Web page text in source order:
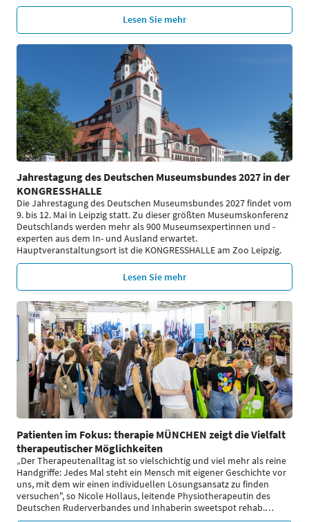
Lesen Sie mehr
Jahrestagung des Deutschen Museumsbundes 2027 in der
KONGRESSHALLE
Die Jahrestagung des Deutschen Museumsbundes 2027 findet vom
9. bis 12. Mai in Leipzig statt. Zu dieser größten Museumskonferenz
Deutschlands werden mehr als 900 Museumsexpertinnen und -
experten aus dem In- und Ausland erwartet.
Hauptveranstaltungsort ist die KONGRESSHALLE am Zoo Leipzig.
Lesen Sie mehr
Patienten im Fokus: therapie MÜNCHEN zeigt die Vielfalt
therapeutischer Möglichkeiten
„Der Therapeutenalltag ist so vielschichtig und viel mehr als reine
Handgriffe: Jedes Mal steht ein Mensch mit eigener Geschichte vor
uns, mit dem wir einen individuellen Lösungsansatz zu finden
versuchen", so Nicole Hollaus, leitende Physiotherapeutin des
Deutschen Ruderverbandes und Inhaberin sweetspot rehab.…